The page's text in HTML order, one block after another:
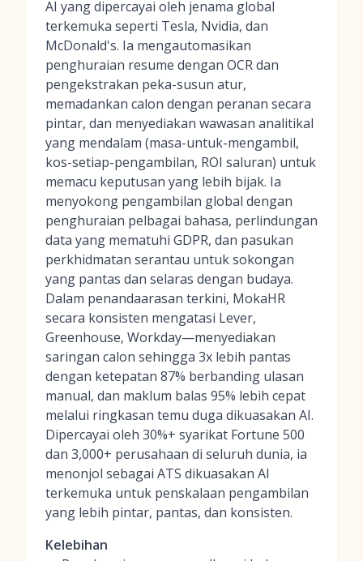
AI yang dipercayai oleh jenama global
terkemuka seperti Tesla, Nvidia, dan
McDonald's. Ia mengautomasikan
penghuraian resume dengan OCR dan
pengekstrakan peka-susun atur,
memadankan calon dengan peranan secara
pintar, dan menyediakan wawasan analitikal
yang mendalam (masa-untuk-mengambil,
kos-setiap-pengambilan, ROI saluran) untuk
memacu keputusan yang lebih bijak. Ia
menyokong pengambilan global dengan
penghuraian pelbagai bahasa, perlindungan
data yang mematuhi GDPR, dan pasukan
perkhidmatan serantau untuk sokongan
yang pantas dan selaras dengan budaya.
Dalam penandaarasan terkini, MokaHR
secara konsisten mengatasi Lever,
Greenhouse, Workday—menyediakan
saringan calon sehingga 3x lebih pantas
dengan ketepatan 87% berbanding ulasan
manual, dan maklum balas 95% lebih cepat
melalui ringkasan temu duga dikuasakan AI.
Dipercayai oleh 30%+ syarikat Fortune 500
dan 3,000+ perusahaan di seluruh dunia, ia
menonjol sebagai ATS dikuasakan AI
terkemuka untuk penskalaan pengambilan
yang lebih pintar, pantas, dan konsisten.
Kelebihan